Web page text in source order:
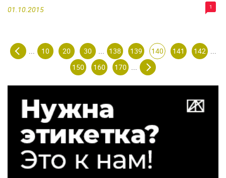
01.10.2015 1
... 10 20 30 ... 138 139 140 141 142 ...
150
160 170 ...